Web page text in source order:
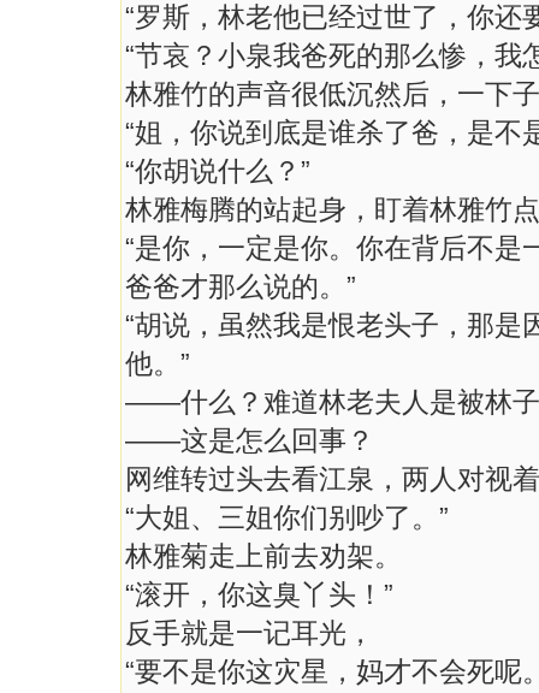
“罗斯，林老他已经过世了，你还
“节哀？小泉我爸死的那么惨，
林雅竹的声音很低沉然后，一下
“姐，你说到底是谁杀了爸，是不
“你胡说什么？”
林雅梅腾的站起身，盯着林雅竹
“是你，一定是你。你在背后不
爸爸才那么说的。”
“胡说，虽然我是恨老头子，那
他。”
——什么？难道林老夫人是被林
——这是怎么回事？
网维转过头去看江泉，两人对视
“大姐、三姐你们别吵了。”
林雅菊走上前去劝架。
“滚开，你这臭丫头！”
反手就是一记耳光，
“要不是你这灾星，妈才不会死呢